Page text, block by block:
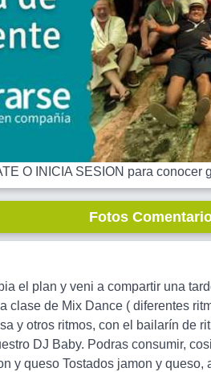
O INICIA SESION para conocer
Fotos
el plan y veni a compartir una
clase de Mix Dance ( diferentes
y otros ritmos, con el bailarín de
DJ Baby. Podras consumir,
y queso Tostados jamon y